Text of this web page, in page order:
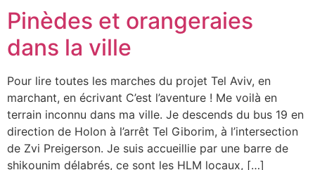
Pinèdes et orangeraies
dans la ville
Pour lire toutes les marches du projet Tel Aviv, en
marchant, en écrivant C’est l’aventure ! Me voilà en
terrain inconnu dans ma ville. Je descends du bus 19 en
direction de Holon à l’arrêt Tel Giborim, à l’intersection
de Zvi Preigerson. Je suis accueillie par une barre de
shikounim délabrés, ce sont les HLM locaux, […]